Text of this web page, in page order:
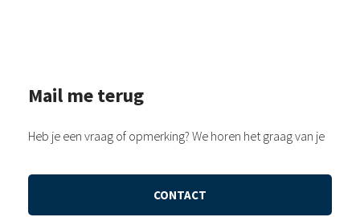
Mail me terug
Heb je een vraag of opmerking? We horen het graag van je
CONTACT